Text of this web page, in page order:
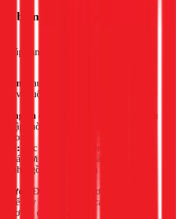
biến khiến motor xả máy
giúp bạn phòng tránh và kéo dài tuổi
Sau 5-7 năm hoạt động liên tục,
khí và cuộn dây đồng bên trong motor sẽ
ổn định:
Tại TPHCM, một số khu
chập chờn có thể gây quá tải, làm cháy
xả: Các vật nhỏ như đồng xu, cúc áo,
áo rơi xuống và kẹt vào van xả. Điều
phải gồng sức kéo liên tục và dẫn đến
ướt:
Đặt máy giặt ở nơi ẩm thấp, bị
thể gây oxy hóa, rỉ sét các tiếp điểm
cơ khí của motor.